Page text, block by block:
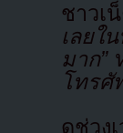
ชาวเ
เลยใ
มาก”
โทรศั
ดูช่วง